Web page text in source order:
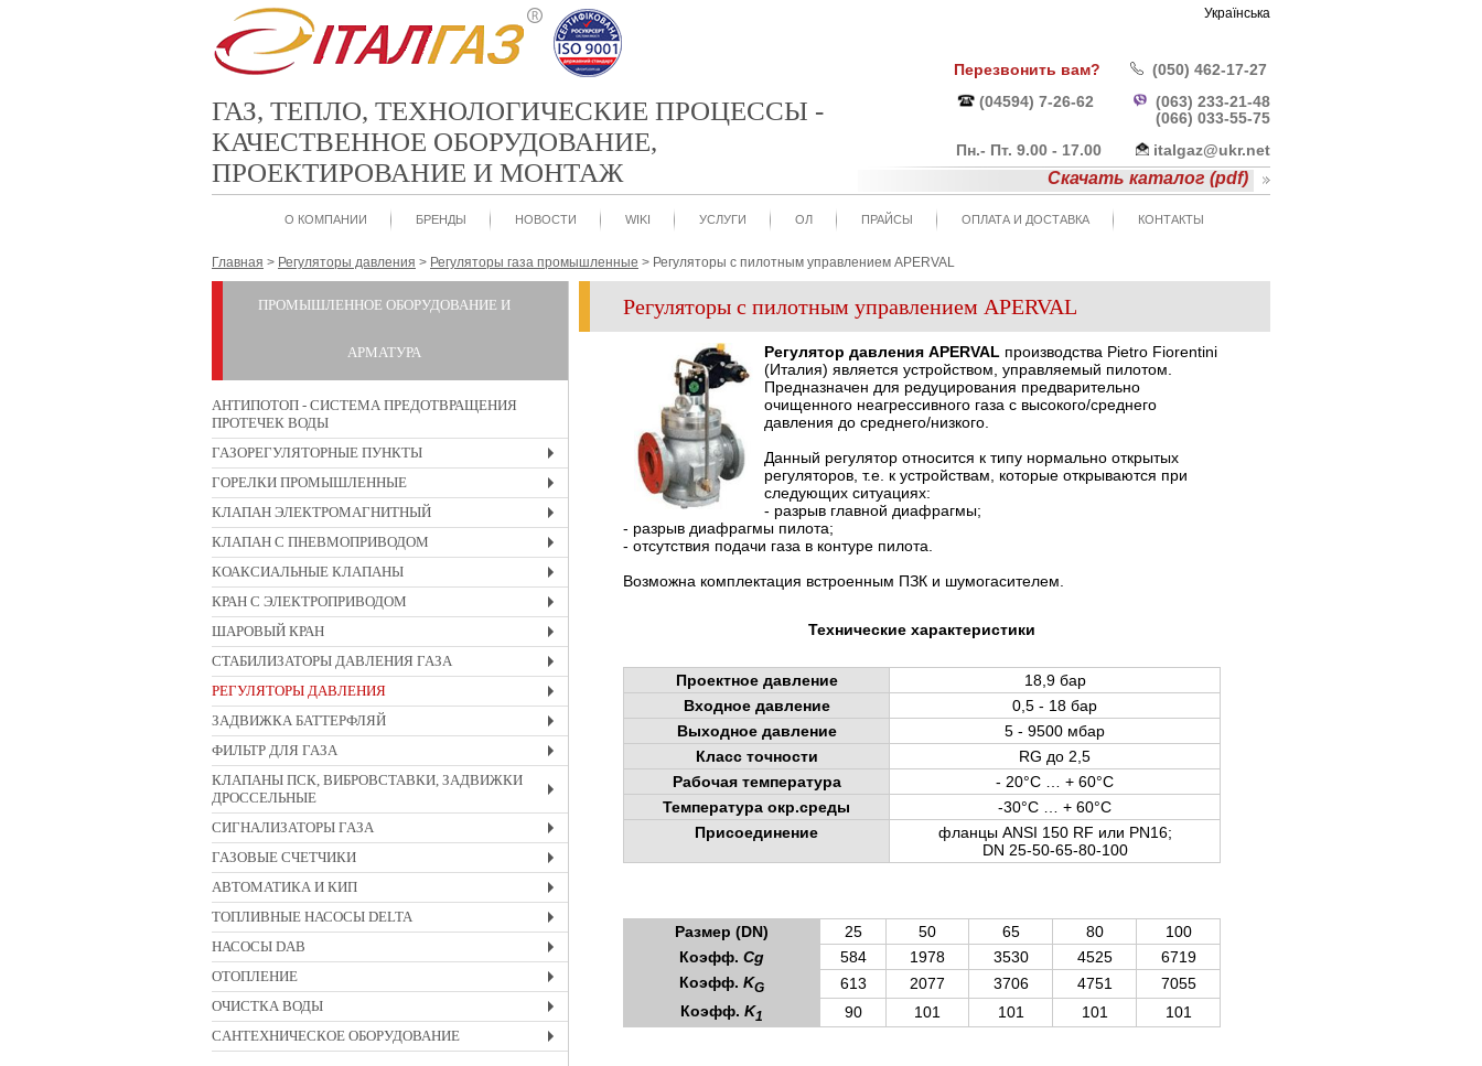
Українська
ГАЗ, ТЕПЛО, ТЕХНОЛОГИЧЕСКИЕ ПРОЦЕССЫ -
КАЧЕСТВЕННОЕ ОБОРУДОВАНИЕ,
ПРОЕКТИРОВАНИЕ И МОНТАЖ
Перезвонить вам?
(050) 462-17-27
(04594) 7-26-62
(063) 233-21-48
(066) 033-55-75
Пн.- Пт. 9.00 - 17.00
italgaz@ukr.net
Скачать каталог (pdf)
О КОМПАНИИ БРЕНДЫ НОВОСТИ WIKI УСЛУГИ ОЛ ПРАЙСЫ ОПЛАТА И ДОСТАВКА КОНТАКТЫ
Главная > Регуляторы давления > Регуляторы газа промышленные > Регуляторы с пилотным управлением APERVAL
ПРОМЫШЛЕННОЕ ОБОРУДОВАНИЕ И
АРМАТУРА
АНТИПОТОП - СИСТЕМА ПРЕДОТВРАЩЕНИЯ
ПРОТЕЧЕК ВОДЫ
+
ГАЗОРЕГУЛЯТОРНЫЕ ПУНКТЫ
+
ГОРЕЛКИ ПРОМЫШЛЕННЫЕ
+
КЛАПАН ЭЛЕКТРОМАГНИТНЫЙ
+
КЛАПАН С ПНЕВМОПРИВОДОМ
+
КОАКСИАЛЬНЫЕ КЛАПАНЫ
+
КРАН С ЭЛЕКТРОПРИВОДОМ
+
ШАРОВЫЙ КРАН
+
СТАБИЛИЗАТОРЫ ДАВЛЕНИЯ ГАЗА
+
РЕГУЛЯТОРЫ ДАВЛЕНИЯ
+
ЗАДВИЖКА БАТТЕРФЛЯЙ
+
ФИЛЬТР ДЛЯ ГАЗА
+
КЛАПАНЫ ПСК, ВИБРОВСТАВКИ, ЗАДВИЖКИ
ДРОССЕЛЬНЫЕ
+
СИГНАЛИЗАТОРЫ ГАЗА
+
ГАЗОВЫЕ СЧЕТЧИКИ
+
АВТОМАТИКА И КИП
+
ТОПЛИВНЫЕ НАСОСЫ DELTA
+
НАСОСЫ DAB
+
ОТОПЛЕНИЕ
+
ОЧИСТКА ВОДЫ
+
CАНТЕХНИЧЕСКОЕ ОБОРУДОВАНИЕ
Регуляторы с пилотным управлением APERVAL
Регулятор давления APERVAL производства Pietro Fiorentini
(Италия) является устройством, управляемый пилотом.
Предназначен для редуцирования предварительно
очищенного неагрессивного газа с высокого/среднего
давления до среднего/низкого.
Данный регулятор относится к типу нормально открытых
регуляторов, т.е. к устройствам, которые открываются при
следующих ситуациях:
- разрыв главной диафрагмы;
- разрыв диафрагмы пилота;
- отсутствия подачи газа в контуре пилота.
Возможна комплектация встроенным ПЗК и шумогасителем.
Технические характеристики
Проектное давление
18,9 бар
Входное давление
0,5 - 18 бар
Выходное давление
5 - 9500 мбар
Класс точности
RG до 2,5
Рабочая температура
- 20°C … + 60°C
Температура окр.среды
-30°C … + 60°C
Присоединение
фланцы ANSI 150 RF или PN16;
DN 25-50-65-80-100
Размер (DN) 25 50 65 80
100
Коэфф. Сg 584 1978 3530 4525
6719
Коэфф. KG 613 2077 3706 4751
7055
Коэфф. K1 90 101 101 101 101